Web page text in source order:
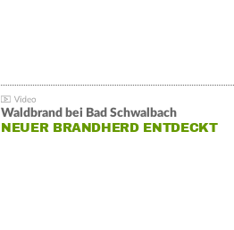
Waldbrand bei Bad Schwalbach
NEUER BRANDHERD ENTDECKT